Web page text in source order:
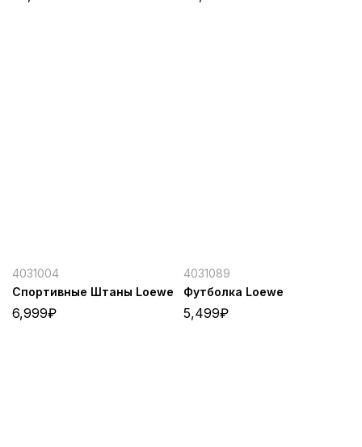
4031004
Спортивные Штаны Loewe
6,999₽
4031089
Футболка Loewe
5,499₽